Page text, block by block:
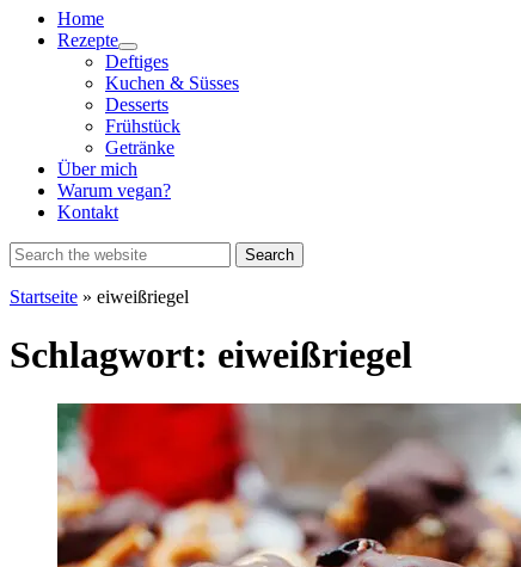
Home
Rezepte
Show
sub
menu
Deftiges
Kuchen & Süsses
Desserts
Frühstück
Getränke
Über mich
Warum vegan?
Kontakt
Startseite » eiweißriegel
Schlagwort: eiweißriegel